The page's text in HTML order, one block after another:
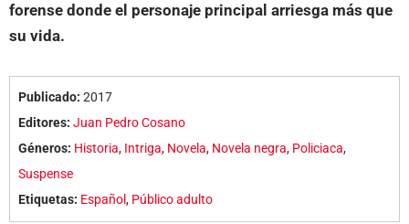
forense donde el personaje principal arriesga más que
su vida.
Publicado: 2017
Editores: Juan Pedro Cosano
Géneros: Historia, Intriga, Novela, Novela negra, Policiaca,
Suspense
Etiquetas: Español, Público adulto